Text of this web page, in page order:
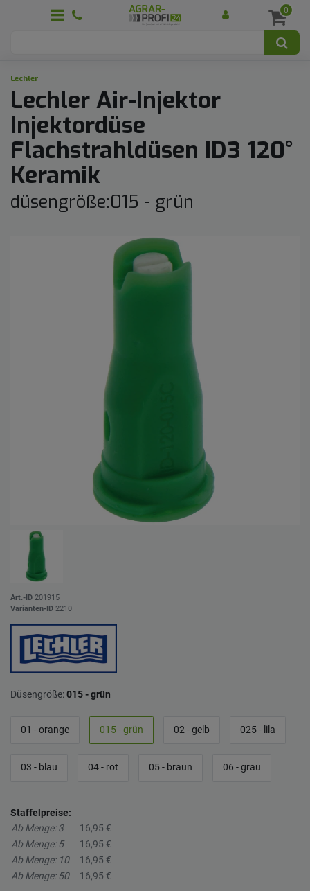
0
Lechler
Lechler Air-Injektor
Injektordüse
Flachstrahldüsen ID3 120°
Keramik
düsengröße:015 - grün
Art.-ID 201915
Varianten-ID 2210
Düsengröße:015 - grün
01 - orange 015 - grün 02 - gelb 025 - lila
03 - blau 04 - rot 05 - braun 06 - grau
Staffelpreise:
Ab Menge: 3
16,95 €
Ab Menge: 5
16,95 €
Ab Menge: 10
16,95 €
Ab Menge: 50
16,95 €